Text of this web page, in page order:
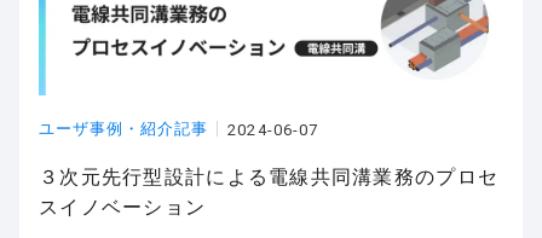
ユーザ事例・紹介記事 2024-06-07
３次元先行型設計による電線共同溝業務のプロセ
スイノベーション